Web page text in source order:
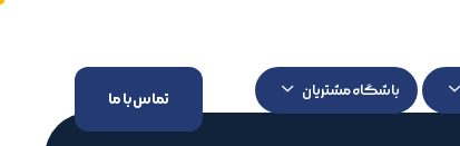
باشگاه مشتریان تماس با ما